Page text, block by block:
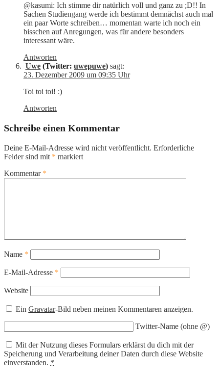
@kasumi: Ich stimme dir natürlich voll und ganz zu ;D!! In
Sachen Studiengang werde ich bestimmt demnächst auch mal
ein paar Worte schreiben… momentan warte ich noch ein
bisschen auf Anregungen, was für andere besonders
interessant wäre.
Antworten
Uwe (Twitter: uwepuwe) sagt:
23. Dezember 2009 um 09:35 Uhr
Toi toi toi! :)
Antworten
Schreibe einen Kommentar
Deine E-Mail-Adresse wird nicht veröffentlicht. Erforderliche
Felder sind mit * markiert
Kommentar *
Name *
E-Mail-Adresse *
Website
EinGravatar-Bild neben meinen Kommentaren anzeigen.
Twitter-Name (ohne @)
Mit der Nutzung dieses Formulars erklärst du dich mit der
Speicherung und Verarbeitung deiner Daten durch diese Website
einverstanden. *